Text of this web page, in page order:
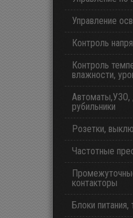
Управление
Контроль
Контроль
влажности,
Автоматы,УЗО,
рубильники
Розетки,
Частотные
контакторы
Блоки